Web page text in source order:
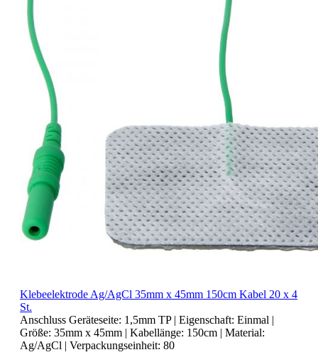
Klebeelektrode Ag/AgCl 35mm x 45mm 150cm Kabel 20 x 4
St.
Anschluss Geräteseite: 1,5mm TP | Eigenschaft: Einmal |
Größe: 35mm x 45mm | Kabellänge: 150cm | Material:
Ag/AgCl | Verpackungseinheit: 80